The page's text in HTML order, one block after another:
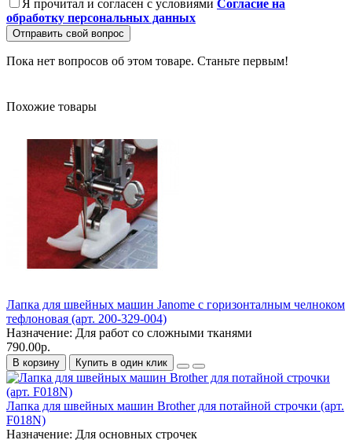
Я прочитал и согласен с условиями Согласие на
обработку персональных данных
Отправить свой вопрос
Пока нет вопросов об этом товаре. Станьте первым!
Похожие товары
Лапка для швейных машин Janome с горизонталным челноком
тефлоновая (арт. 200-329-004)
Назначение: Для работ со сложными тканями
790.00р.
В корзину Купить в один клик
Лапка для швейных машин Brother для потайной строчки (арт.
F018N)
Назначение: Для основных строчек